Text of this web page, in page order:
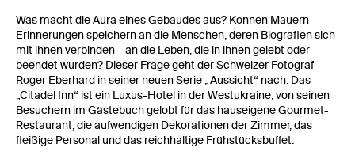
Was macht die Aura eines Gebäudes aus? Können Mauern
Erinnerungen speichern an die Menschen, deren Biografien sich
mit ihnen verbinden – an die Leben, die in ihnen gelebt oder
beendet wurden? Dieser Frage geht der Schweizer Fotograf
Roger Eberhard in seiner neuen Serie „Aussicht“ nach. Das
„Citadel Inn“ ist ein Luxus-Hotel in der Westukraine, von seinen
Besuchern im Gästebuch gelobt für das hauseigene Gourmet-
Restaurant, die aufwendigen Dekorationen der Zimmer, das
fleißige Personal und das reichhaltige Frühstücksbuffet.